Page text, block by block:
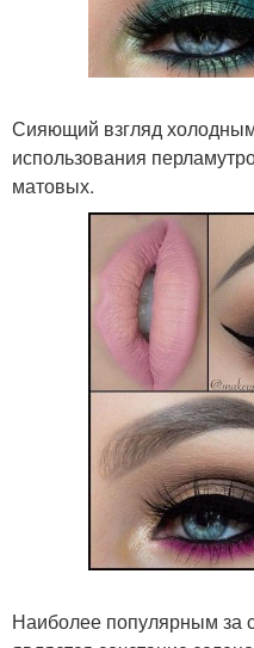
Сияющий взгляд
использования
матовых.
Наиболее популярным за